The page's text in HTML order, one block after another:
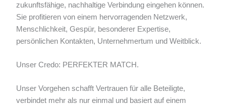
zukunftsfähige, nachhaltige Verbindung eingehen können.
Sie profitieren von einem hervorragenden Netzwerk,
Menschlichkeit, Gespür, besonderer Expertise,
persönlichen Kontakten, Unternehmertum und Weitblick.
Unser Credo: PERFEKTER MATCH.
Unser Vorgehen schafft Vertrauen für alle Beteiligte,
verbindet mehr als nur einmal und basiert auf einem